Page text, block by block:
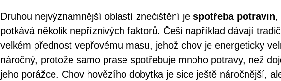
Druhou nejvýznamnější oblastí znečištění je spotřeba potravin,
potkává několik nepříznivých faktorů. Češi například dávají
velkém přednost vepřovému masu, jehož chov je energeticky
náročný, protože samo prase spotřebuje mnoho potravy, než
jeho porážce. Chov hovězího dobytka je sice ještě náročnější,